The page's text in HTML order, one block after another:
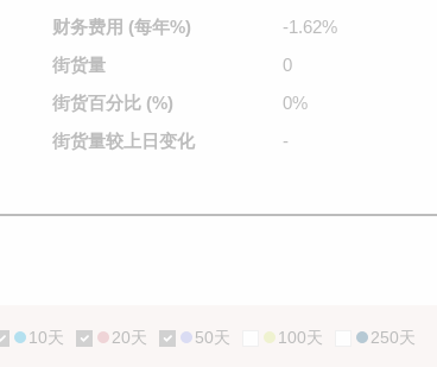
财务费用 (每年%)
-1.62%
街货量
0
街货百分比 (%)
0%
街货量较 上日变化 -
10天 20天 50天 100天 250天